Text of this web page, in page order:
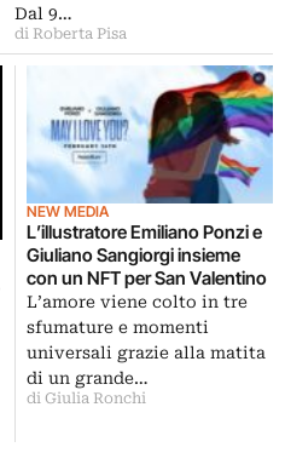
Dal 9…
di Roberta Pisa
NEW MEDIA
L’illustratore Emiliano Ponzi e
Giuliano Sangiorgi insieme
con un NFT per San Valentino
L’amore viene colto in tre
sfumature e momenti
universali grazie alla matita
di un grande…
di Giulia Ronchi